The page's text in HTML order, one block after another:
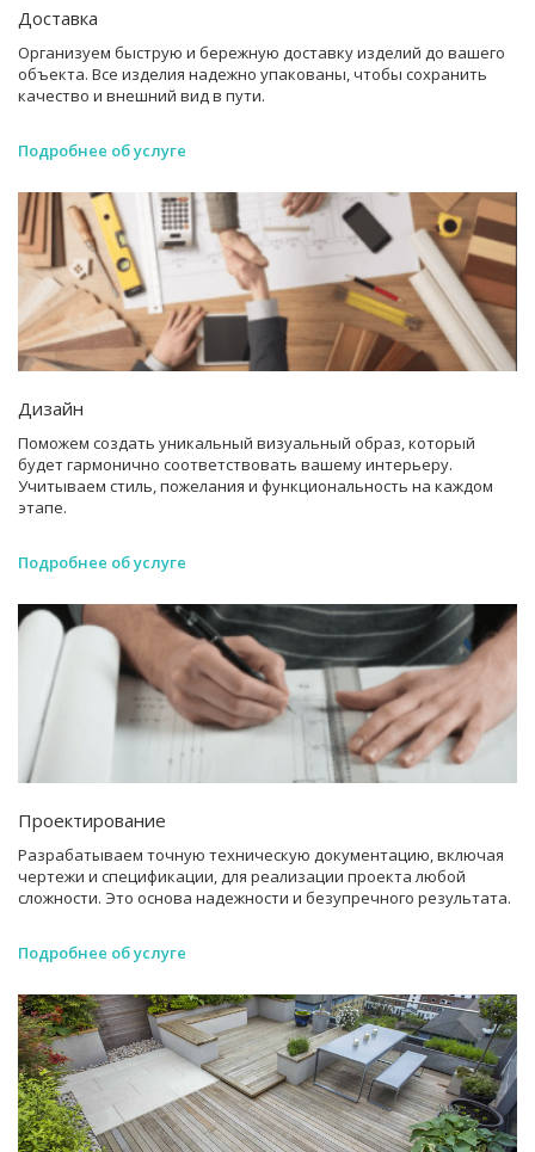
Доставка
Организуем быструю и бережную доставку изделий до вашего
объекта. Все изделия надежно упакованы, чтобы сохранить
качество и внешний вид в пути.
Подробнее об услуге
Дизайн
Поможем создать уникальный визуальный образ, который
будет гармонично соответствовать вашему интерьеру.
Учитываем стиль, пожелания и функциональность на каждом
этапе.
Подробнее об услуге
Проектирование
Разрабатываем точную техническую документацию, включая
чертежи и спецификации, для реализации проекта любой
сложности. Это основа надежности и безупречного результата.
Подробнее об услуге